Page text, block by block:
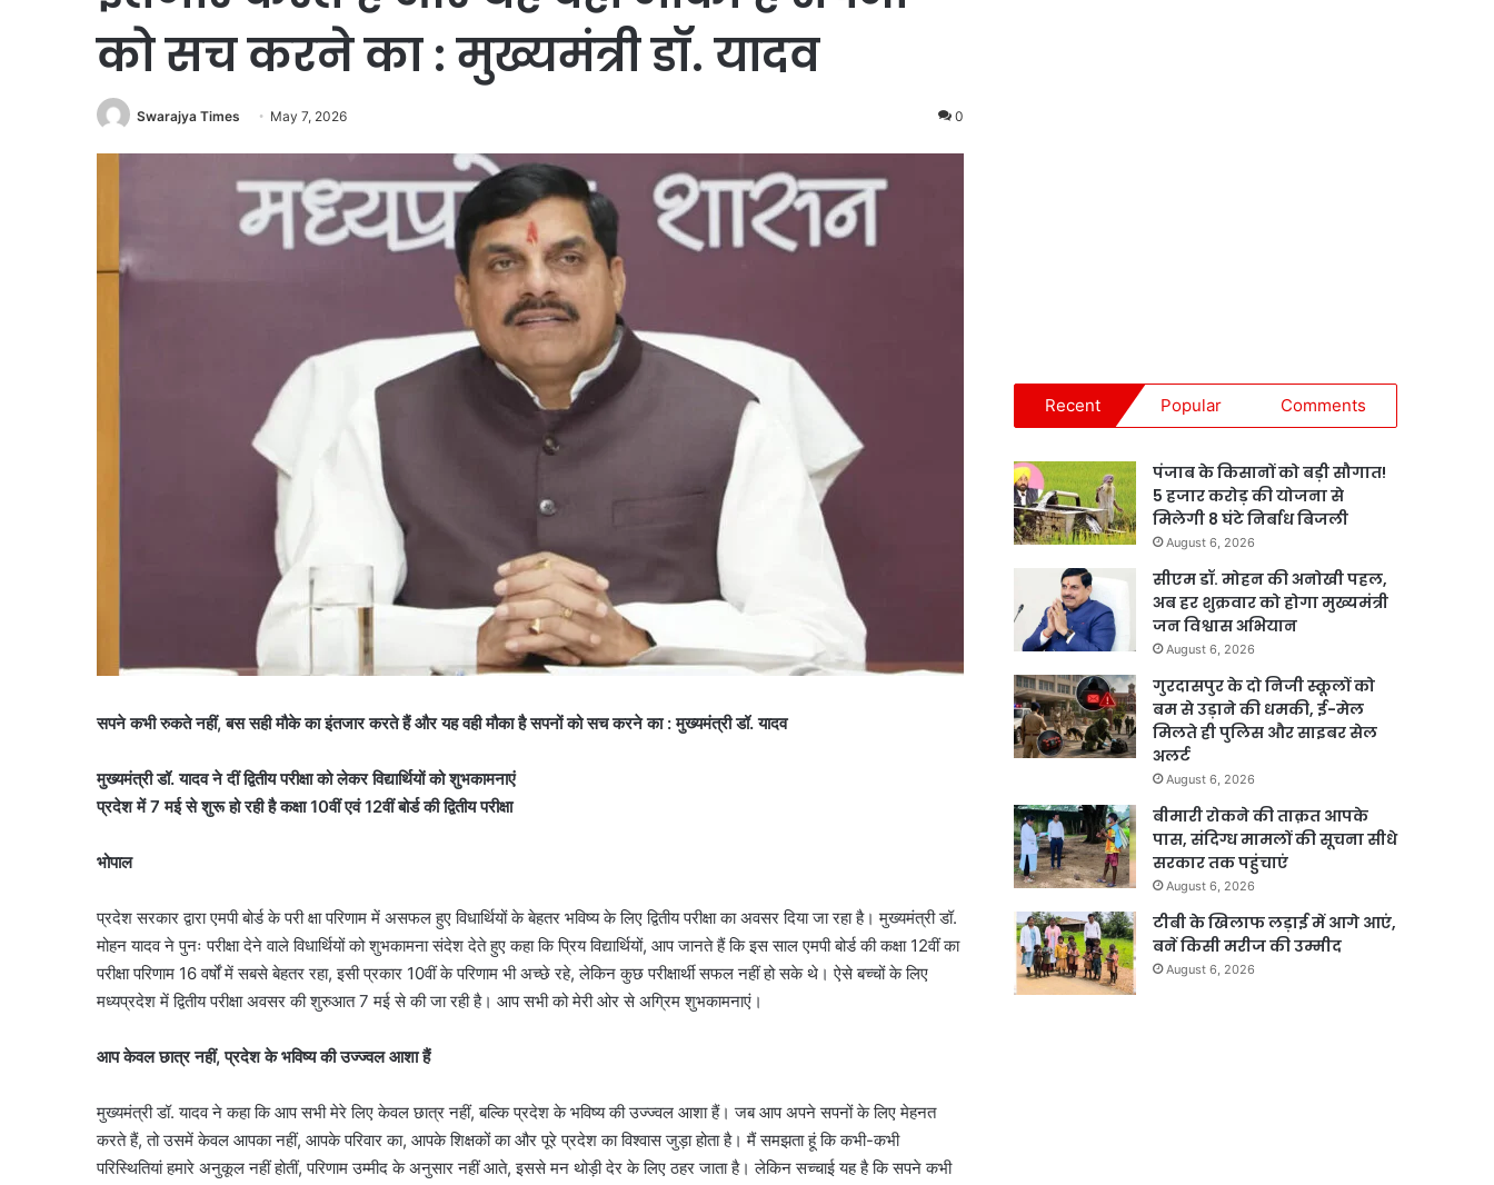
को सच करने का : मुख्यमंत्री डॉ. यादव
Swarajya Times May 7, 2026 0
सपने कभी रुकते नहीं, बस सही मौके का इंतजार करते हैं और यह वही मौका है सपनों को सच करने का : मुख्यमंत्री डॉ. यादव
मुख्यमंत्री डॉ. यादव ने दीं द्वितीय परीक्षा को लेकर विद्यार्थियों को शुभकामनाएं
प्रदेश में 7 मई से शुरू हो रही है कक्षा 10वीं एवं 12वीं बोर्ड की द्वितीय परीक्षा
भोपाल
प्रदेश सरकार द्वारा एमपी बोर्ड के परी क्षा परिणाम में असफल हुए विधार्थियों के बेहतर भविष्य के लिए द्वितीय परीक्षा का अवसर दिया जा रहा है। मुख्यमंत्री डॉ.
मोहन यादव ने पुनः परीक्षा देने वाले विधार्थियों को शुभकामना संदेश देते हुए कहा कि प्रिय विद्यार्थियों, आप जानते हैं कि इस साल एमपी बोर्ड की कक्षा 12वीं का
परीक्षा परिणाम 16 वर्षों में सबसे बेहतर रहा, इसी प्रकार 10वीं के परिणाम भी अच्छे रहे, लेकिन कुछ परीक्षार्थी सफल नहीं हो सके थे। ऐसे बच्चों के लिए
मध्यप्रदेश में द्वितीय परीक्षा अवसर की शुरुआत 7 मई से की जा रही है। आप सभी को मेरी ओर से अग्रिम शुभकामनाएं।
आप केवल छात्र नहीं, प्रदेश के भविष्य की उज्ज्वल आशा हैं
मुख्यमंत्री डॉ. यादव ने कहा कि आप सभी मेरे लिए केवल छात्र नहीं, बल्कि प्रदेश के भविष्य की उज्ज्वल आशा हैं। जब आप अपने सपनों के लिए मेहनत
करते हैं, तो उसमें केवल आपका नहीं, आपके परिवार का, आपके शिक्षकों का और पूरे प्रदेश का विश्वास जुड़ा होता है। मैं समझता हूं कि कभी-कभी
परिस्थितियां हमारे अनुकूल नहीं होतीं, परिणाम उम्मीद के अनुसार नहीं आते, इससे मन थोड़ी देर के लिए ठहर जाता है। लेकिन सच्चाई यह है कि सपने कभी
Recent Popular Comments
पंजाब के किसानों को बड़ी सौगात!
5 हजार करोड़ की योजना से
मिलेगी 8 घंटे निर्बाध बिजली
August 6, 2026
सीएम डॉ. मोहन की अनोखी पहल,
अब हर शुक्रवार को होगा मुख्यमंत्री
जन विश्वास अभियान
August 6, 2026
गुरदासपुर के दो निजी स्कूलों को
बम से उड़ाने की धमकी, ई-मेल
मिलते ही पुलिस और साइबर सेल
अलर्ट
August 6, 2026
बीमारी रोकने की ताक़त आपके
पास, संदिग्ध मामलों की सूचना सीधे
सरकार तक पहुंचाएं
August 6, 2026
टीबी के खिलाफ लड़ाई में आगे आएं,
बनें किसी मरीज की उम्मीद
August 6, 2026